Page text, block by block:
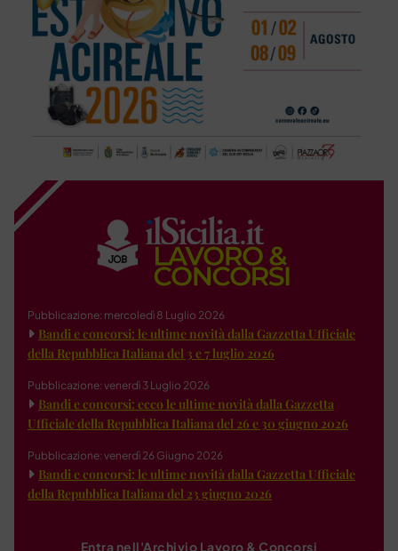
Pubblicazione: mercoledì 8 Luglio 2026
Bandi e concorsi: le ultime novità dalla Gazzetta Ufficiale
della Repubblica Italiana del 3 e 7 luglio 2026
Pubblicazione: venerdì 3 Luglio 2026
Bandi e concorsi: ecco le ultime novità dalla Gazzetta
Ufficiale della Repubblica Italiana del 26 e 30 giugno 2026
Pubblicazione: venerdì 26 Giugno 2026
Bandi e concorsi: le ultime novità dalla Gazzetta Ufficiale
della Repubblica Italiana del 23 giugno 2026
Entra nell'Archivio Lavoro & Concorsi